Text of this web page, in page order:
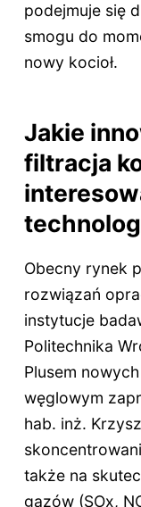
podejmuje się
smogu do
nowy kocioł.
Jakie
filtracja
Obecny rynek
rozwiązań
instytucje
Politechnika
Plusem
węglowym
hab. inż.
także na
gazów (SOx,